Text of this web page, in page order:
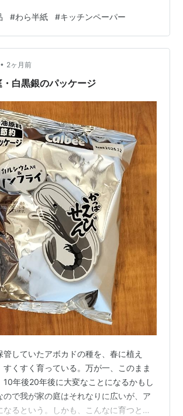
理、掃除などで新聞紙が使えず困るケ
ます。 しかし、現在は新聞紙の代わりに
代用品が数多く販売されており、用途に
り使いやすいものもあります。 例え
（無地新聞紙）、野菜保存ならキッチ
#わら半紙 #キッチンペーパー
• 2ヶ月前
白黒銀のパッケージ
管していたアボカドの種を、春に植え
すくすく育っている。万が一、このまま
10年後20年後に大変なことになるかもし
ので我が家の庭はそれなりに広いが、ア
なるという。しかも、こんなに育つとは